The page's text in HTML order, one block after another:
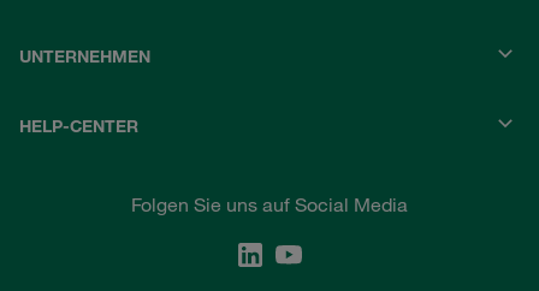
UNTERNEHMEN
HELP-CENTER
Folgen Sie uns auf Social Media